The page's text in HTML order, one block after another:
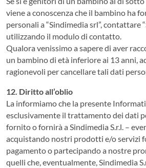
viene a conoscenza che il bambino ha
personali a “Sindimedia srl”, contattare
utilizzando il modulo di contatto.
Qualora venissimo a sapere di aver
un bambino di età inferiore ai 13 anni,
ragionevoli per cancellare tali dati
12. Diritto all’oblio
La informiamo che la presente
esclusivamente il trattamento dei dati
fornito o fornirà a Sindimedia S.r.l. –
acquistando nostri prodotti e/o servizi
pagamento o partecipando a nostre
quelli che, eventualmente, Sindimedia